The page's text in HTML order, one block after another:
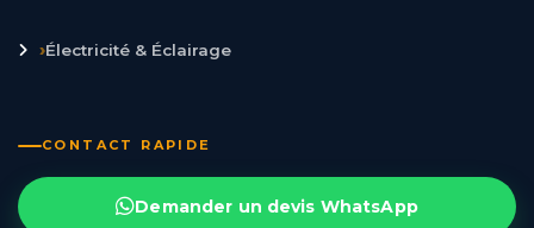
›Électricité & Éclairage
CONTACT RAPIDE
Demander un devis WhatsApp